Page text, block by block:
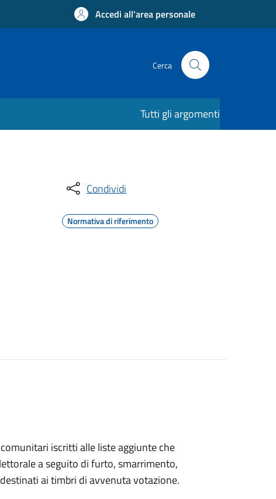
Accedi all'area personale
Cerca
Tutti gli argomenti
Condividi
Normativa di riferimento
iscritti alle liste aggiunte che
a seguito di furto, smarrimento,
ai timbri di avvenuta votazione.